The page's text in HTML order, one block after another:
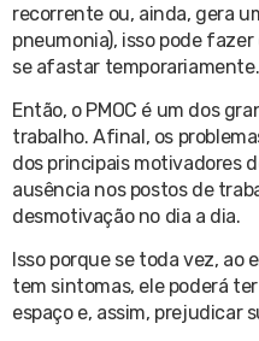
recorrente ou, ainda, gera
pneumonia), isso pode
se afastar temporariamente.
Então, o PMOC é um dos
trabalho. Afinal, os
dos principais motivadores
ausência nos postos de
desmotivação no dia a dia.
Isso porque se toda vez,
tem sintomas, ele poderá
espaço e, assim, prejudicar